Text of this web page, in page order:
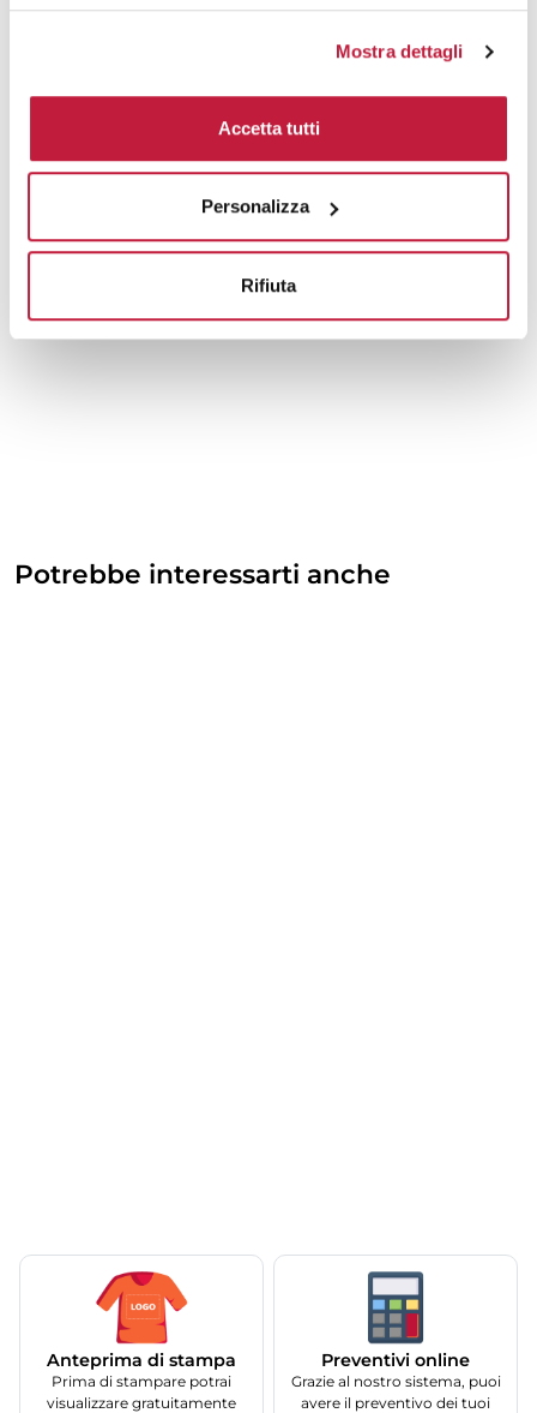
Mostra dettagli
Accetta tutti
Personalizza
Rifiuta
Potrebbe interessarti anche
Anteprima di stampa
Prima di stampare potrai
visualizzare gratuitamente
Preventivi online
Grazie al nostro sistema, puoi
avere il preventivo dei tuoi